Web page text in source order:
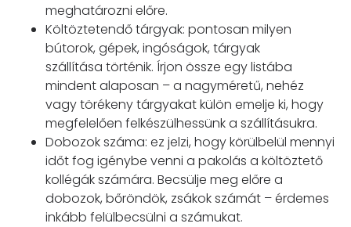
meghatározni előre.
Költöztetendő tárgyak: pontosan milyen
bútorok, gépek, ingóságok, tárgyak
szállítása történik. Írjon össze egy listába
mindent alaposan – a nagyméretű, nehéz
vagy törékenytárgyakat külön emelje ki, hogy
megfelelően felkészülhessünk a szállításukra.
Dobozok száma: ez jelzi, hogy körülbelül mennyi
időt fog igénybe venni a pakolás a költöztető
kollégák számára. Becsülje meg előre a
dobozok, bőröndök, zsákok számát –érdemes
inkább felülbecsülni a számukat.